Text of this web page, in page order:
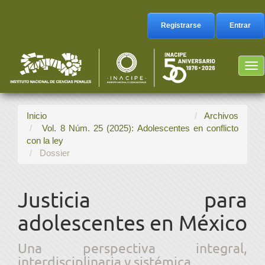
Barra
lateral
Registrarse Entrar
Inicio
Archivos
Vol. 8 Núm. 25 (2025): Adolescentes en conflicto
con la ley
Dossier
Justicia para
adolescentes en México
Una perspectiva integral,
interdisciplinaria y sistémica